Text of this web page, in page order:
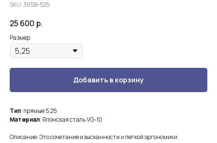
SKU:365В-525
25 600 р.
Размер
Добавить в корзину
Тип: прямые 5,25
Материал: Японская сталь VG-10
Описание: Это сочетание изысканности и легкой эргономики.